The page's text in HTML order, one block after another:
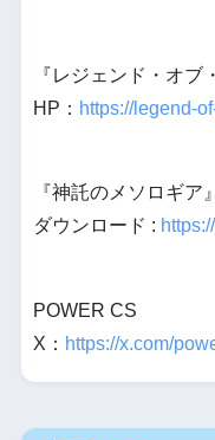
『レジェンド・オブ
HP： https://legend-
『神託のメソロギア』
ダウンロード :
POWER CS
X： https://x.com/